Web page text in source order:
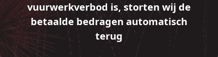
vuurwerkverbod is, storten wij de
betaalde bedragen automatisch
terug